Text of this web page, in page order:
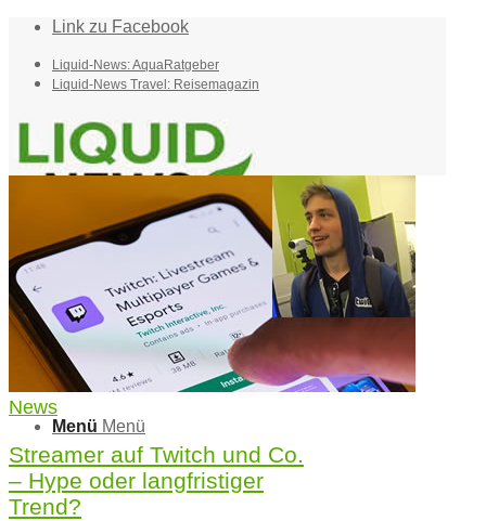
Link zu Facebook
Liquid-News: AquaRatgeber
Liquid-News Travel: Reisemagazin
Home
Menü Menü
News
Streamer auf Twitch und Co.
– Hype oder langfristiger
Trend?